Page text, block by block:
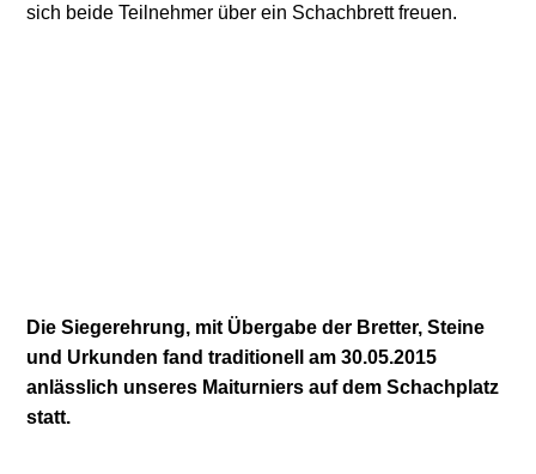
sich beide Teilnehmer über ein Schachbrett freuen.
Die Siegerehrung, mit Übergabe der Bretter, Steine
und Urkunden fand traditionell am 30.05.2015
anlässlich unseres Maiturniers auf dem Schachplatz
statt.